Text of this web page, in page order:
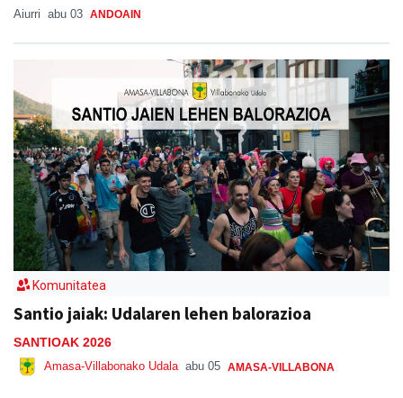
Aiurri abu 03 ANDOAIN
Komunitatea
Santio jaiak: Udalaren lehen balorazioa
SANTIOAK 2026
Amasa-Villabonako Udala abu 05 AMASA-VILLABONA